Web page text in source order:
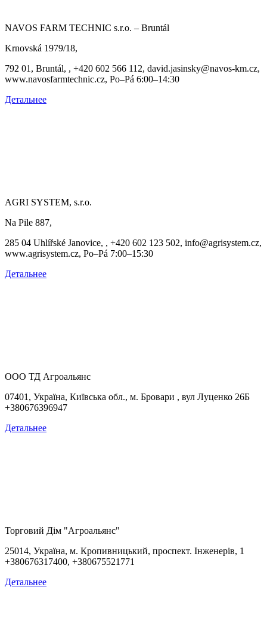
NAVOS FARM TECHNIC s.r.o. – Bruntál
Krnovská 1979/18,
792 01, Bruntál, , +420 602 566 112, david.jasinsky@navos-km.cz,
www.navosfarmtechnic.cz, Po–Pá 6:00–14:30
Детальнее
AGRI SYSTEM, s.r.o.
Na Pile 887,
285 04 Uhlířské Janovice, , +420 602 123 502, info@agrisystem.cz,
www.agrisystem.cz, Po–Pá 7:00–15:30
Детальнее
ООО ТД Агроальянс
07401, Україна, Київська обл., м. Бровари , вул Луценко 26Б
+380676396947
Детальнее
Торговий Дім "Агроальянс"
25014, Україна, м. Кропивницький, проспект. Інженерів, 1
+380676317400, +380675521771
Детальнее